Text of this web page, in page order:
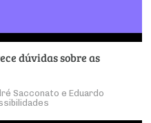
dúvidas sobre as
Sacconato e Eduardo